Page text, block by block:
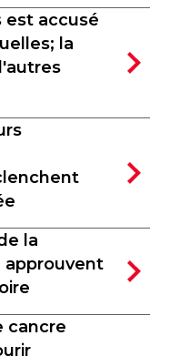
est accusé
la
la
approuvent
cancre